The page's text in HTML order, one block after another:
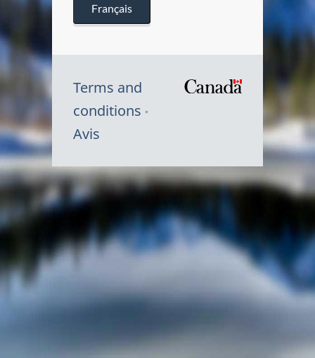
Français
Terms and
conditions
Avis
Symbole
du
Canada